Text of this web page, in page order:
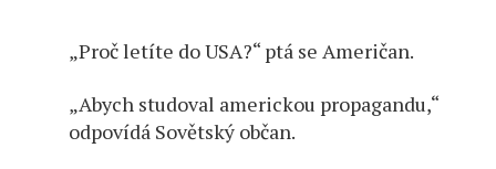
„Proč letíte do USA?“ ptá se Američan.
„Abych studoval americkou propagandu,“
odpovídá Sovětský občan.